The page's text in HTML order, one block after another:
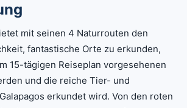
mit seinen 4 Naturrouten den
fantastische Orte zu erkunden,
15-tägigen Reiseplan vorgesehenen
und die reiche Tier- und
erkundet wird. Von den roten